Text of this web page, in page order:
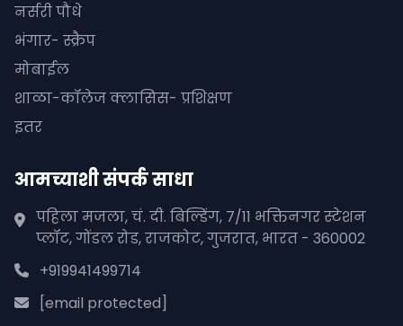
नर्सरी पौधे
भंगार- स्क्रैप
मोबाईल
शाळा-कॉलेज क्लासिस- प्रशिक्षण
इतर
आमच्याशी संपर्क साधा
पहिला मजला, चं. दी. बिल्डिंग, 7/11 भक्तिनगर स्टेशन
प्लॉट, गोंडल रोड, राजकोट, गुजरात, भारत - 360002
+919941499714
[email protected]